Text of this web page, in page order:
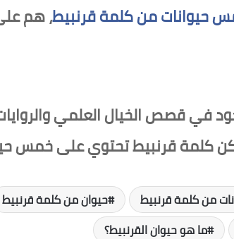
حيوانات من كلمة قرنبيط، هم
قصص الخيال العلمي والروايات
كلمة قرنبيط تحتوي على خمس
من كلمة قرنبيط حيوان من كلمة قرنبيط
ما هو حيوان القرنبيط؟